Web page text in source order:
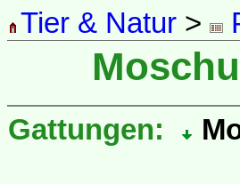
Tier & Natur >
Gattungen: